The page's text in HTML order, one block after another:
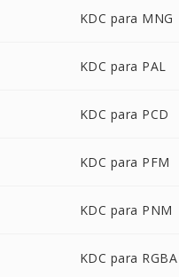
KDC para MNG
KDC para PAL
KDC para PCD
KDC para PFM
KDC para PNM
KDC para RGBA